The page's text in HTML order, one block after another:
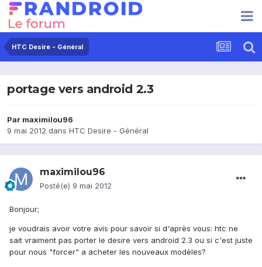
HTC Desire - Général
portage vers android 2.3
Par maximilou96
9 mai 2012 dans HTC Desire - Général
maximilou96
Posté(e) 9 mai 2012
Bonjour;
je voudrais avoir votre avis pour savoir si d'après vous: htc ne
sait vraiment pas porter le desire vers android 2.3 ou si c'est juste
pour nous "forcer" a acheter les nouveaux modèles?